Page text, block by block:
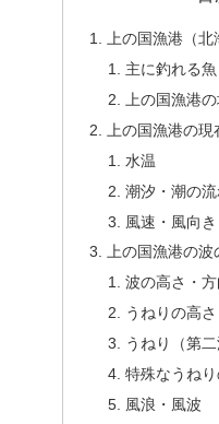
上の国漁港（北
主に釣れる魚
上の国漁港
上の国漁港の
水温
潮汐・潮の
風速・風向き
上の国漁港の波
波の高さ・方
うねりの高さ
うねり（第
特殊なうねり
風浪・風波